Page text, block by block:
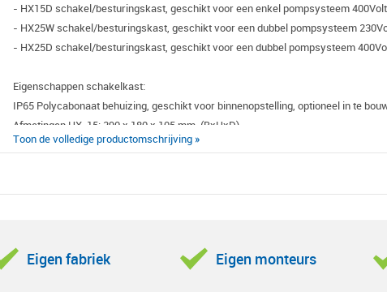
- HX15D schakel/besturingskast, geschikt voor een enkel pompsysteem
- HX25W schakel/besturingskast, geschikt voor een dubbel pompsysteem
- HX25D schakel/besturingskast, geschikt voor een dubbel pompsysteem
Eigenschappen schakelkast:
IP65 Polycabonaat behuizing, geschikt voor binnenopstelling, optioneel in te
Afmetingen HX-15: 290 x 180 x 105 mm. (BxHxD)
Afmetingen HX-25: 320 x 300 x 120 mm. (BxHxD).:
• Instelbare niveaumeting pomp aan/uit
Toon de volledige productomschrijving »
Eigen fabriek Eigen monteurs